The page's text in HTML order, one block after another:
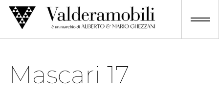
Skip
content
Mascari 17